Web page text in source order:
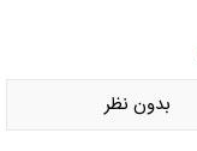
بدون نظر